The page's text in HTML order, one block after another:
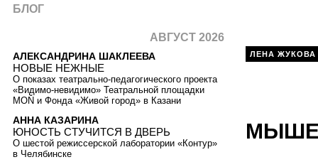
ЛЕНА ЖУКОВА
БЛОГ
АВГУСТ 2026
АЛЕКСАНДРИНА ШАКЛЕЕВА
НОВЫЕ НЕЖНЫЕ
О показах театрально-педагогического проекта
«Видимо-невидимо» Театральной площадки
MOŇ и Фонда «Живой город» в Казани
АННА КАЗАРИНА
ЮНОСТЬ СТУЧИТСЯ В ДВЕРЬ
О шестой режиссерской лаборатории «Контур»
в Челябинске